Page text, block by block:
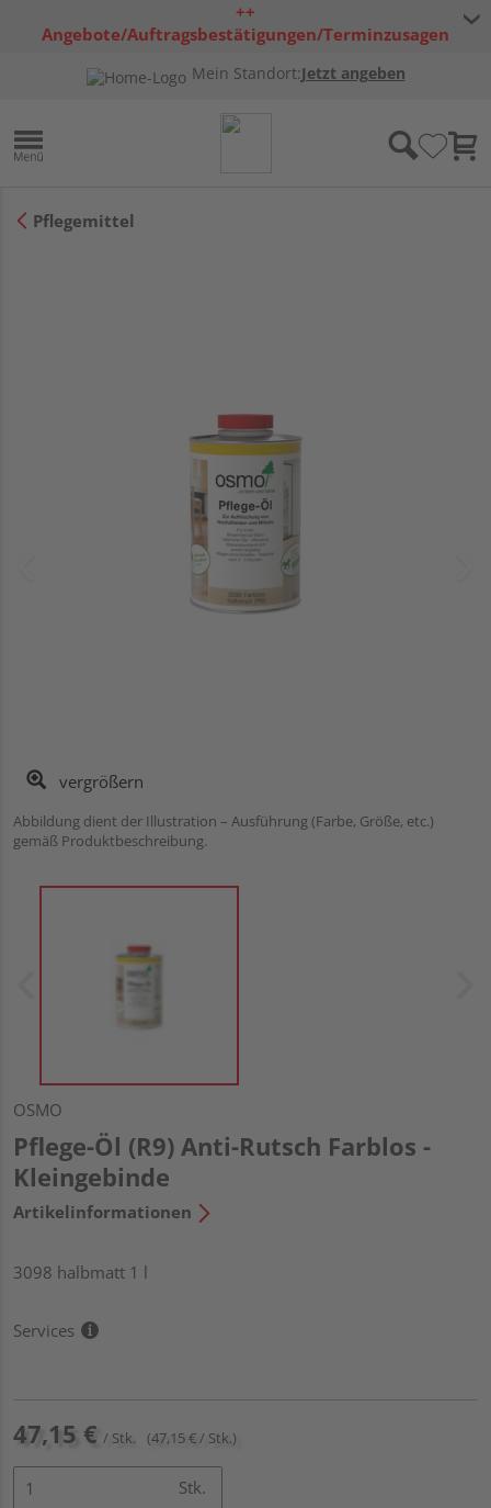
++
Angebote/Auftragsbestätigungen/Terminzusagen
Mein Standort:Jetzt angeben
Pflegemittel
vergrößern
Abbildung dient der Illustration – Ausführung (Farbe, Größe, etc.)
gemäß Produktbeschreibung.
OSMO
Pflege-Öl (R9) Anti-Rutsch Farblos -
Kleingebinde
Artikelinformationen
3098 halbmatt 1 l
Services
47,15 € / Stk. (47,15 € / Stk.)
Stk.